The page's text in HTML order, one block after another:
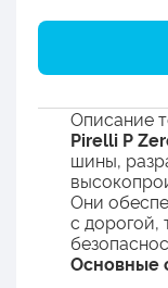
Описание
Pirelli P
шины,
Они
с дорогой,
Основные